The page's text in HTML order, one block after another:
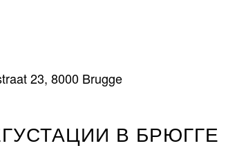
23, 8000 Brugge
В БРЮГГЕ